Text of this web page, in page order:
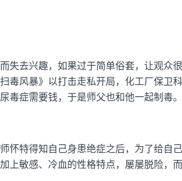
失去兴趣，如果过于简单俗套，让观
毒风暴》以打击走私开局，化工厂保
毒症需要钱，于是师父也和他一起制
怀特得知自己身患绝症之后，为了给自
上敏感、冷血的性格特点，屡屡脱险，